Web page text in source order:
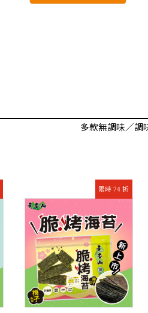
多款無調味／調
限時 74 折